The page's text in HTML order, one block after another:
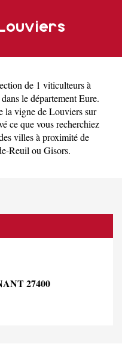
de 1 viticulteurs à
dans le départementEure.
la vigne de Louviers sur
ce que vous recherchiez
villes à proximité de
Reuil ou Gisors.
27400